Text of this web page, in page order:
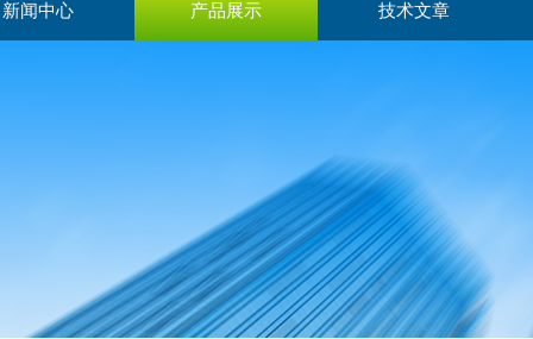
新闻中心 产品展示 技术文章